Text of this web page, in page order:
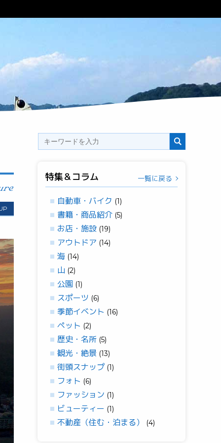
特集＆コラム 一覧に戻る
自動車・バイク (1)
書籍・商品紹介 (5)
お店・施設 (19)
アウトドア (14)
海 (14)
山 (2)
公園 (1)
スポーツ (6)
季節イベント (16)
ペット (2)
歴史・名所 (5)
観光・絶景 (13)
街頭スナップ (1)
フォト (6)
ファッション (1)
ビューティー (1)
不動産（住む・泊まる） (4)